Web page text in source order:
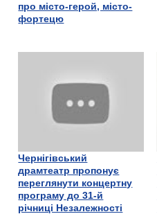
про місто-герой, місто-
фортецю
Чернігівський
драмтеатр пропонує
переглянути концертну
програму до 31-й
річниці Незалежності